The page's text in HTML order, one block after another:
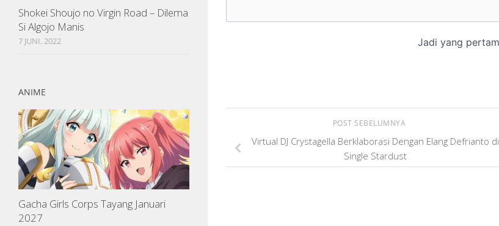
POST SEBELUMNYA
Virtual DJ Crystagella Berklaborasi Dengan Elang Defrianto di
Single Stardust
Shokei Shoujo no Virgin Road – Dilema
Si Algojo Manis
7 JUNI, 2022
ANIME
Gacha Girls Corps Tayang Januari
2027